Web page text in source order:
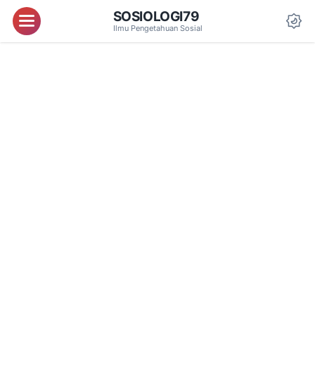
Menu SOSIOLOGI79
Ilmu Pengetahuan Sosial